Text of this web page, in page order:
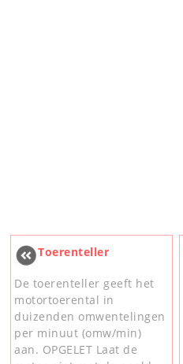
Toerenteller
De toerenteller geeft het
motortoerental in
duizenden omwentelingen
per minuut (omw/min)
aan. OPGELET Laat de